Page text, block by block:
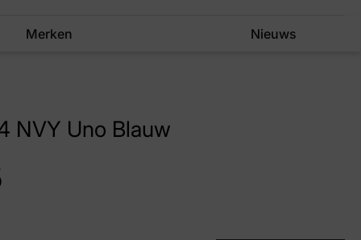
Merken Nieuws
NVY Uno Blauw